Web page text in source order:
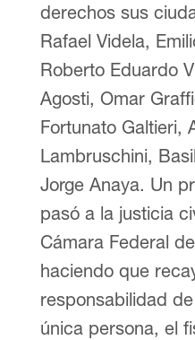
derechos sus
Rafael Videla,
Roberto Eduardo
Agosti, Omar
Fortunato Galtieri,
Lambruschini,
Jorge Anaya. Un
pasó a la justicia
Cámara Federal
haciendo que
responsabilidad
única persona, el